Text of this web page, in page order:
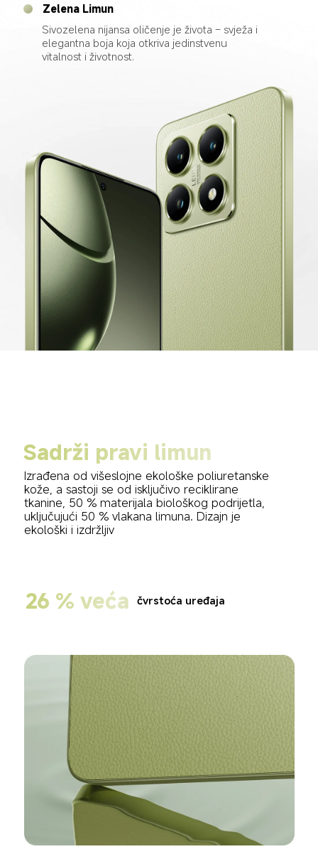
Zelena Limun
Sivozelena nijansa oličenje je života – svježa i
elegantna boja koja otkriva jedinstvenu
vitalnost i životnost.
Sadrži pravi limun
Izrađena od višeslojne ekološke poliuretanske
kože, a sastoji se od isključivo reciklirane
tkanine, 50 % materijala biološkog podrijetla,
uključujući 50 % vlakana limuna. Dizajn je
ekološki i izdržljiv
26 % veća čvrstoća uređaja